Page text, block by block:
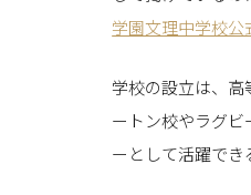
学園文理中学校公
学校の設立は、高
ートン校やラグ
ーとして活躍でき